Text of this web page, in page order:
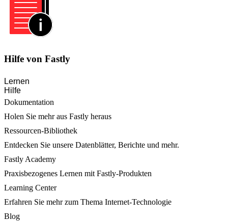
Hilfe von Fastly
Lernen
Hilfe
Dokumentation
Holen Sie mehr aus Fastly heraus
Ressourcen-Bibliothek
Entdecken Sie unsere Datenblätter, Berichte und mehr.
Fastly Academy
Praxisbezogenes Lernen mit Fastly-Produkten
Learning Center
Erfahren Sie mehr zum Thema Internet-Technologie
Blog